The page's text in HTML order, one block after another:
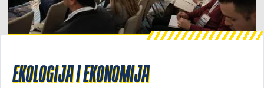
EKOLOGIJA I EKONOMIJA